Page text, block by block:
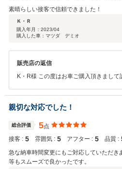
素晴らしい接客で信頼できました！
Ｋ・Ｒ
購入年月： 2023/04
購入した車：マツダ デミオ
販売店の返信
K・R様 この度はお車ご購入頂きまし
ス等ご利用いただければと思います。
親切な対応でした！
総合評価 5点
接客 : 5 雰囲気 : 5 アフター : 5 品質 :
急な納車時間変更にもご対応していただき
等もスムーズで良かったです。